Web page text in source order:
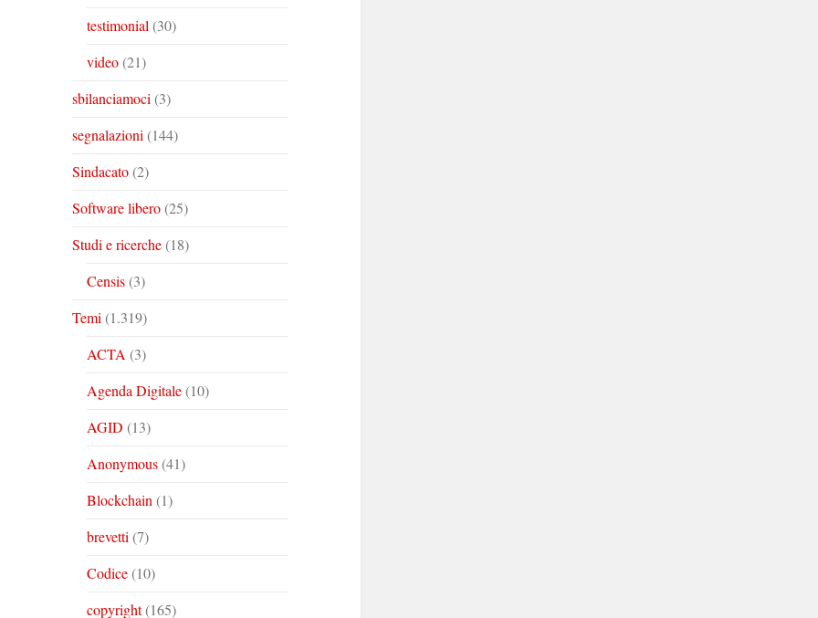
testimonial (30)
video(21)
sbilanciamoci (3)
segnalazioni (144)
Sindacato(2)
Software libero(25)
Studi e ricerche(18)
Censis(3)
Temi (1.319)
ACTA (3)
Agenda Digitale(10)
AGID (13)
Anonymous(41)
Blockchain (1)
brevetti (7)
Codice(10)
copyright(165)